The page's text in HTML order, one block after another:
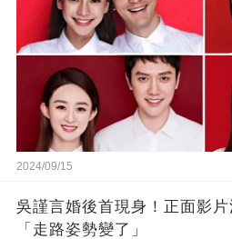
2024/09/15
吳謹言婚後首現身！正面影
「走路姿勢變了」